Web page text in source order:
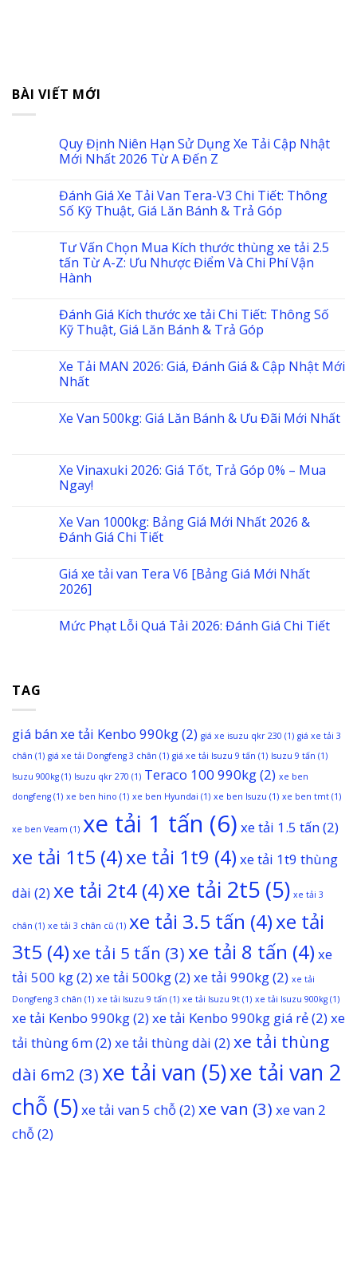
BÀI VIẾT MỚI
Quy Định Niên Hạn Sử Dụng Xe Tải Cập Nhật
Mới Nhất 2026 Từ A Đến Z
Đánh Giá Xe Tải Van Tera-V3 Chi Tiết: Thông
Số Kỹ Thuật, Giá Lăn Bánh & Trả Góp
Tư Vấn Chọn Mua Kích thước thùng xe tải 2.5
tấn Từ A-Z: Ưu Nhược Điểm Và Chi Phí Vận
Hành
Đánh Giá Kích thước xe tải Chi Tiết: Thông Số
Kỹ Thuật, Giá Lăn Bánh & Trả Góp
Xe Tải MAN 2026: Giá, Đánh Giá & Cập Nhật Mới
Nhất
Xe Van 500kg: Giá Lăn Bánh & Ưu Đãi Mới Nhất
Xe Vinaxuki 2026: Giá Tốt, Trả Góp 0% – Mua
Ngay!
Xe Van 1000kg: Bảng Giá Mới Nhất 2026 &
Đánh Giá Chi Tiết
Giá xe tải van Tera V6 [Bảng Giá Mới Nhất
2026]
Mức Phạt Lỗi Quá Tải 2026: Đánh Giá Chi Tiết
TAG
giá bán xe tải Kenbo 990kg(2) giá xe isuzu qkr 230 (1) giá xe tải 3
chân (1) giá xe tải Dongfeng 3 chân (1) giá xe tải Isuzu 9 tấn (1) Isuzu 9 tấn (1)
Isuzu 900kg (1) Isuzu qkr 270 (1) Teraco 100 990kg(2) xe ben
dongfeng (1) xe ben hino (1) xe ben Hyundai (1) xe ben Isuzu (1) xe ben tmt (1)
xe ben Veam (1) xe tải 1 tấn (6) xe tải 1.5 tấn(2)
xe tải 1t5 (4)xe tải 1t9 (4) xe tải 1t9 thùng
dài (2) xe tải 2t4 (4)xe tải 2t5 (5) xe tải 3
chân (1) xe tải 3 chân cũ (1) xe tải 3.5 tấn (4)xe tải
3t5 (4)xe tải 5 tấn (3)xe tải 8 tấn (4) xe
tải 500 kg(2) xe tải 500kg(2) xe tải 990kg(2) xe tải
Dongfeng 3 chân (1) xe tải Isuzu 9 tấn (1) xe tải Isuzu 9t (1) xe tải Isuzu 900kg (1)
xe tải Kenbo 990kg(2) xe tải Kenbo 990kg giá rẻ(2) xe
tải thùng 6m(2) xe tải thùng dài (2) xe tải thùng
dài 6m2 (3)xe tải van (5)xe tải van 2
chỗ (5)xe tải van 5 chỗ(2) xe van (3) xe van 2
chỗ(2)